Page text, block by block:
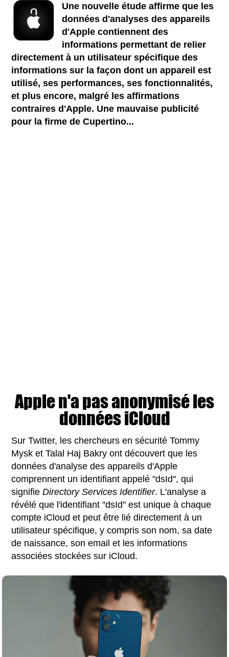
Une nouvelle étude affirme que les
données d'analyses des appareils
d'Apple contiennent des
informations permettant de relier
directement à un utilisateur spécifique des
informations sur la façon dont un appareil est
utilisé, ses performances, ses fonctionnalités,
et plus encore, malgré les affirmations
contraires d'Apple. Une mauvaise publicité
pour la firme de Cupertino...
Apple n'a pas anonymisé les
données iCloud
Sur Twitter, les chercheurs en sécurité Tommy
Mysk et Talal Haj Bakry ont découvert que les
données d'analyse des appareils d'Apple
comprennent un identifiant appelé "dsId", qui
signifieDirectory Services Identifier. L'analyse a
révélé que l'identifiant "dsId" est unique à chaque
compte iCloud et peut être lié directement à un
utilisateur spécifique, y compris son nom, sa date
de naissance, son email et les informations
associées stockées sur iCloud.